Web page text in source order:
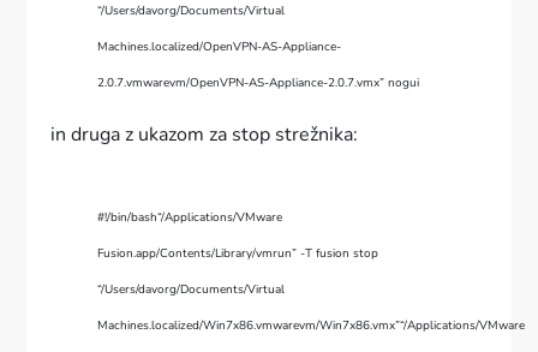
“/Users/davorg/Documents/Virtual
Machines.localized/OpenVPN-AS-Appliance-
2.0.7.vmwarevm/OpenVPN-AS-Appliance-2.0.7.vmx” nogui
in druga z ukazom za stop strežnika:
#!/bin/bash“/Applications/VMware
Fusion.app/Contents/Library/vmrun” -T fusion stop
“/Users/davorg/Documents/Virtual
Machines.localized/Win7x86.vmwarevm/Win7x86.vmx”“/Applications/VMware